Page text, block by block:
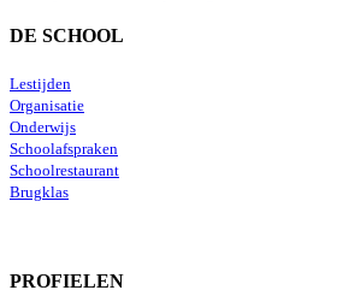
DE SCHOOL
Lestijden
Organisatie
Onderwijs
Schoolafspraken
Schoolrestaurant
Brugklas
PROFIELEN